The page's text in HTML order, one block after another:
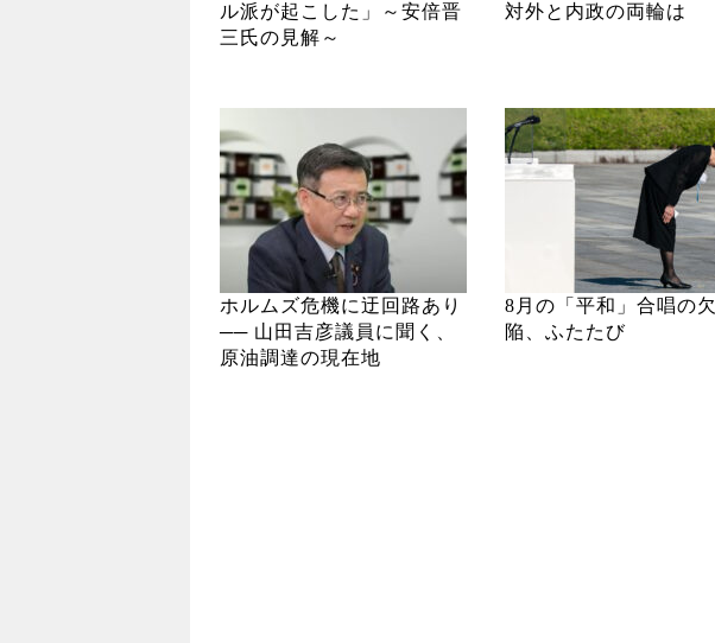
ル派が起こした」～安倍晋
三氏の見解～
対外と内政の両輪は
ホルムズ危機に迂回路あり
── 山田吉彦議員に聞く、
原油調達の現在地
8月の「平和」合唱の欠
陥、ふたたび